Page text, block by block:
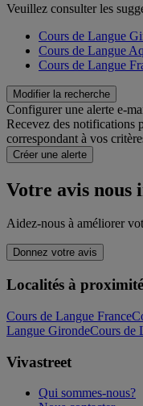
Veuillez consulter les
Cours de Langue
Cours de Langue
Cours de Langue
Modifier la recherche
Configurer une alerte e-
Recevez des notifications
correspondant à vos
Créer une alerte
Votre avis nous
Aidez-nous à améliorer
Donnez votre avis
Localités à proximité
Cours de Langue France
Langue GirondeCours de
Vivastreet
Qui sommes-nous?